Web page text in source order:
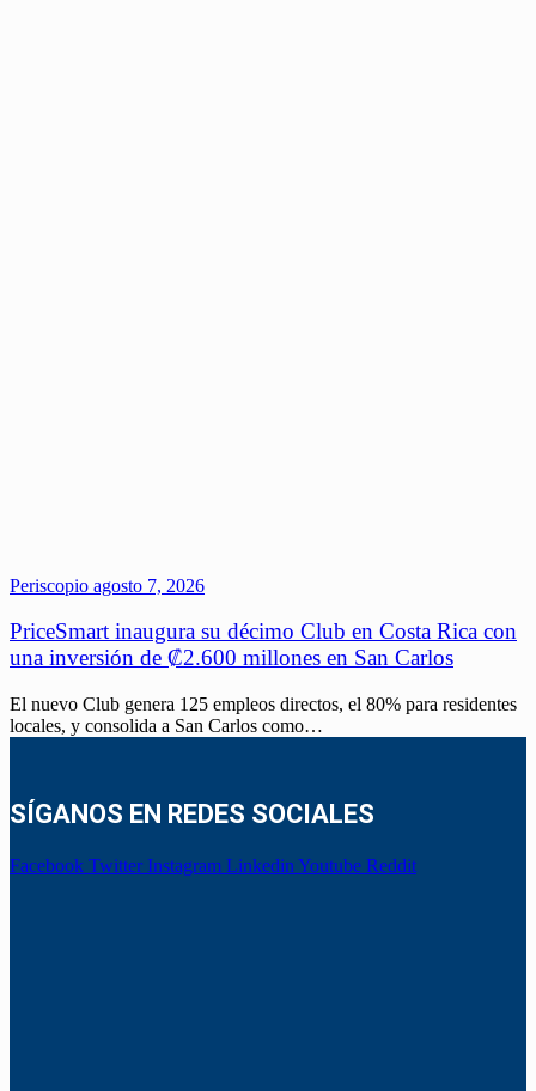
Periscopio agosto 7, 2026
PriceSmart inaugura su décimo Club en Costa Rica con
una inversión de ₡2.600 millones en San Carlos
El nuevo Club genera 125 empleos directos, el 80% para residentes
locales, y consolida a San Carlos como…
SÍGANOS EN REDES SOCIALES
Facebook Twitter Instagram Linkedin Youtube Reddit